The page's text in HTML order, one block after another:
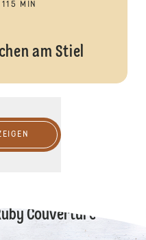
115 MIN
am Stiel
Couverture